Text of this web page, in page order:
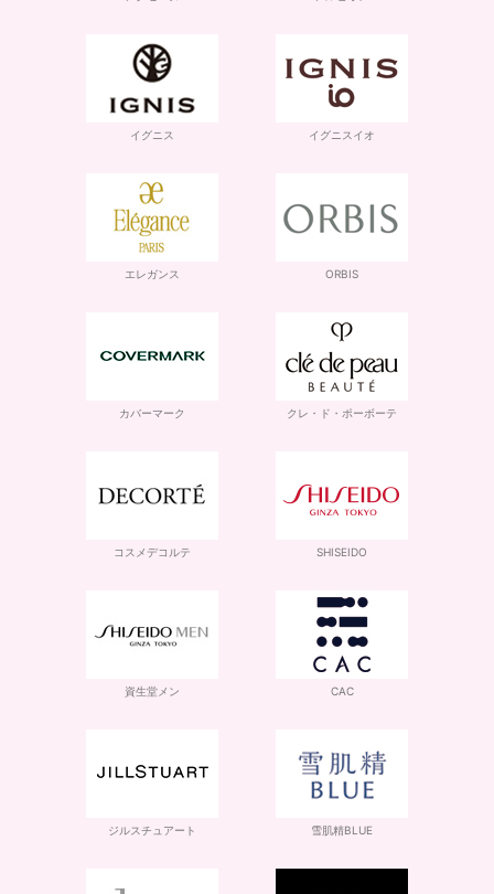
イグニス イグニスイオ
エレガンス ORBIS
カバーマーク クレ・ド・ポーボーテ
コスメデコルテ SHISEIDO
資生堂メン CAC
ジルスチュアート 雪肌精BLUE